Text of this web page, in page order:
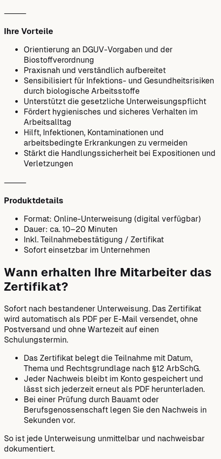
⸻
Ihre Vorteile
Orientierung an DGUV-Vorgaben und der
Biostoffverordnung
Praxisnah und verständlich aufbereitet
Sensibilisiert für Infektions- und Gesundheitsrisiken
durch biologische Arbeitsstoffe
Unterstützt die gesetzliche Unterweisungspflicht
Fördert hygienisches und sicheres Verhalten im
Arbeitsalltag
Hilft, Infektionen, Kontaminationen und
arbeitsbedingte Erkrankungen zu vermeiden
Stärkt die Handlungssicherheit bei Expositionen und
Verletzungen
⸻
Produktdetails
Format: Online-Unterweisung (digital verfügbar)
Dauer: ca. 10–20 Minuten
Inkl. Teilnahmebestätigung / Zertifikat
Sofort einsetzbar im Unternehmen
Wann erhalten Ihre Mitarbeiter das
Zertifikat?
Sofort nach bestandener Unterweisung. Das Zertifikat
wird automatisch als PDF per E-Mail versendet, ohne
Postversand und ohne Wartezeit auf einen
Schulungstermin.
Das Zertifikat belegt die Teilnahme mit Datum,
Thema und Rechtsgrundlage nach §12 ArbSchG.
Jeder Nachweis bleibt im Konto gespeichert und
lässt sich jederzeit erneut als PDF herunterladen.
Bei einer Prüfung durch Bauamt oder
Berufsgenossenschaft legen Sie den Nachweis in
Sekunden vor.
So ist jede Unterweisung unmittelbar und nachweisbar
dokumentiert.